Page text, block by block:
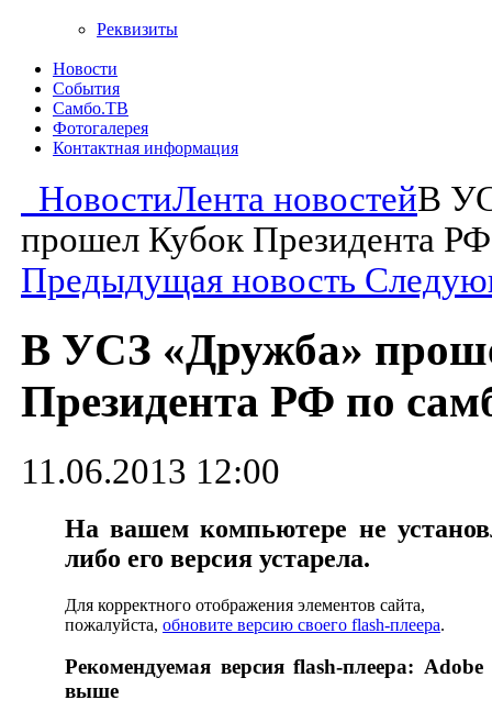
Реквизиты
Новости
События
Самбо.ТВ
Фотогалерея
Контактная информация
НовостиЛента новостейВ
прошел Кубок Президента
Предыдущая новость
В УСЗ «Дружба»
Президента РФ по
11.06.2013 12:00
На вашем компьютере не
либо его версия устарела.
Для корректного отображения элементов сайта,
пожалуйста, обновите версию своего flash-плеера.
Рекомендуемая версия flash-плеера:
выше